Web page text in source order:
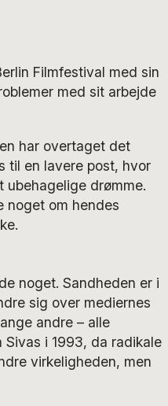
Filmfestival med sin
med sit arbejde
har overtaget det
til en lavere post, hvor
ubehagelige drømme.
noget om hendes
noget. Sandheden er i
sig over mediernes
andre – alle
i 1993, da radikale
virkeligheden, men